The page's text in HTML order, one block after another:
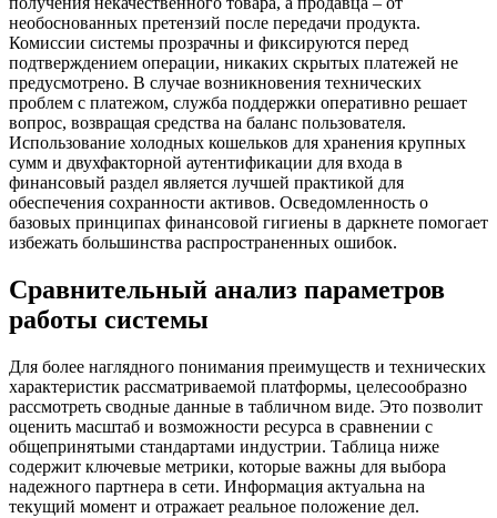
необоснованных претензий после передачи продукта.
Комиссии системы прозрачны и фиксируются перед
подтверждением операции, никаких скрытых платежей не
предусмотрено. В случае возникновения технических
проблем с платежом, служба поддержки оперативно решает
вопрос, возвращая средства на баланс пользователя.
Использование холодных кошельков для хранения крупных
сумм и двухфакторной аутентификации для входа в
финансовый раздел является лучшей практикой для
обеспечения сохранности активов. Осведомленность о
базовых принципах финансовой гигиены в даркнете помогает
избежать большинства распространенных ошибок.
Сравнительный анализ параметров
работы системы
Для более наглядного понимания преимуществ и технических
характеристик рассматриваемой платформы, целесообразно
рассмотреть сводные данные в табличном виде. Это позволит
оценить масштаб и возможности ресурса в сравнении с
общепринятыми стандартами индустрии. Таблица ниже
содержит ключевые метрики, которые важны для выбора
надежного партнера в сети. Информация актуальна на
текущий момент и отражает реальное положение дел.